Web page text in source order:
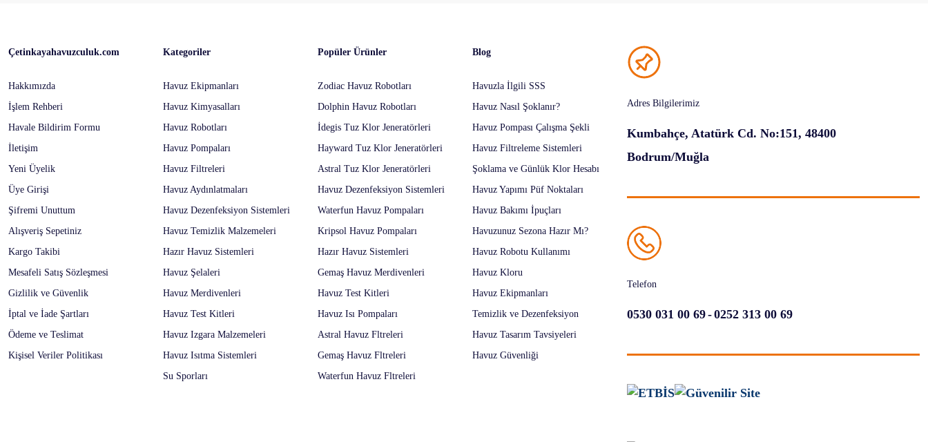
Çetinkayahavuzculuk.com
Hakkımızda
İşlem Rehberi
Havale Bildirim Formu
İletişim
Yeni Üyelik
Üye Girişi
Şifremi Unuttum
Alışveriş Sepetiniz
Kargo Takibi
Mesafeli Satış Sözleşmesi
Gizlilik ve Güvenlik
İptal ve İade Şartları
Ödeme ve Teslimat
Kişisel Veriler Politikası
Kategoriler
Havuz Ekipmanları
Havuz Kimyasalları
Havuz Robotları
Havuz Pompaları
Havuz Filtreleri
Havuz Aydınlatmaları
Havuz Dezenfeksiyon Sistemleri
Havuz Temizlik Malzemeleri
Hazır Havuz Sistemleri
Havuz Şelaleri
Havuz Merdivenleri
Havuz Test Kitleri
Havuz Izgara Malzemeleri
Havuz Isıtma Sistemleri
Su Sporları
Popüler Ürünler
Zodiac Havuz Robotları
Dolphin Havuz Robotları
İdegis Tuz Klor Jeneratörleri
Hayward Tuz Klor Jeneratörleri
Astral Tuz Klor Jeneratörleri
Havuz Dezenfeksiyon Sistemleri
Waterfun Havuz Pompaları
Kripsol Havuz Pompaları
Hazır Havuz Sistemleri
Gemaş Havuz Merdivenleri
Havuz Test Kitleri
Havuz Isı Pompaları
Astral Havuz Fltreleri
Gemaş Havuz Fltreleri
Waterfun Havuz Fltreleri
Blog
Havuzla İlgili SSS
Havuz Nasıl Şoklanır?
Havuz Pompası Çalışma Şekli
Havuz Filtreleme Sistemleri
Şoklama ve Günlük Klor Hesabı
Havuz Yapımı Püf Noktaları
Havuz Bakımı İpuçları
Havuzunuz Sezona Hazır Mı?
Havuz Robotu Kullanımı
Havuz Kloru
Havuz Ekipmanları
Temizlik ve Dezenfeksiyon
Havuz Tasarım Tavsiyeleri
Havuz Güvenliği
Adres Bilgilerimiz
Kumbahçe, Atatürk Cd. No:151, 48400
Bodrum/Muğla
Telefon
0530 031 00 69-0252 313 00 69